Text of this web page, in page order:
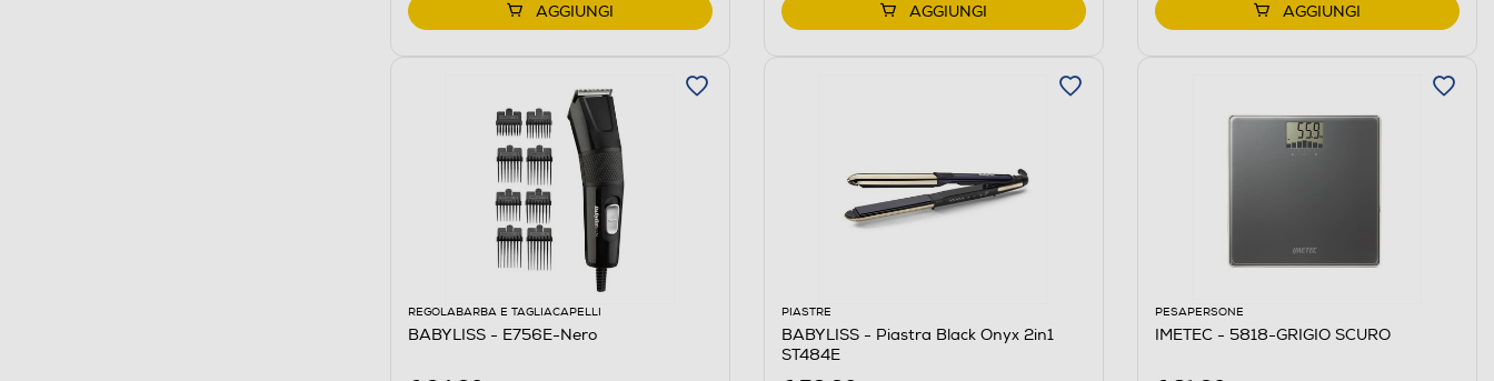
AGGIUNGI AGGIUNGI AGGIUNGI
REGOLABARBA E TAGLIACAPELLI
BABYLISS - E756E-Nero
PIASTRE
BABYLISS - Piastra Black Onyx 2in1
ST484E
PESAPERSONE
IMETEC - 5818-GRIGIO SCURO